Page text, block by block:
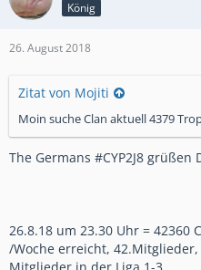
König
26. August 2018
Zitat von Mojiti
Moin suche Clan aktuell 4379
The Germans #CYP2J8 grüßen
26.8.18 um 23.30 Uhr = 42360
/Woche erreicht,